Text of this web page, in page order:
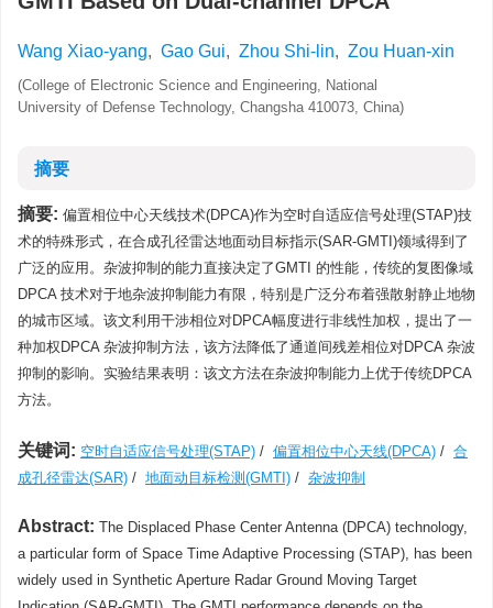
Wang Xiao-yang, Gao Gui, Zhou Shi-lin, Zou Huan-xin
(College of Electronic Science and Engineering, National
University of Defense Technology, Changsha 410073, China)
摘要
摘要: 偏置相位中心天线技术(DPCA)作为空时自适应信号处理(STAP)技
术的特殊形式，在合成孔径雷达地面动目标指示(SAR-GMTI)领域得到了
广泛的应用。杂波抑制的能力直接决定了GMTI 的性能，传统的复图像域
DPCA 技术对于地杂波抑制能力有限，特别是广泛分布着强散射静止地物
的城市区域。该文利用干涉相位对DPCA幅度进行非线性加权，提出了一
种加权DPCA 杂波抑制方法，该方法降低了通道间残差相位对DPCA 杂波
抑制的影响。实验结果表明：该文方法在杂波抑制能力上优于传统DPCA
方法。
关键词: 空时自适应信号处理(STAP) / 偏置相位中心天线(DPCA) / 合
成孔径雷达(SAR) / 地面动目标检测(GMTI) / 杂波抑制
Abstract: The Displaced Phase Center Antenna (DPCA) technology,
a particular form of Space Time Adaptive Processing (STAP), has been
widely used in Synthetic Aperture Radar Ground Moving Target